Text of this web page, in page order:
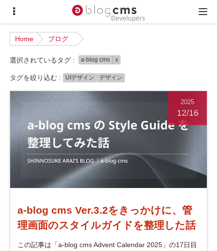
サ
イ
ド
メ
ニ
ュ
メ
ュ
Home ブログ
選択されているタグ : a-blog cms x
タグを絞り込む : UIデザイン デザイン
2025
12/16
a-blog cms Ver.3.2をきっかけに、管
理画面のスタイルガイドを整理した話
この記事は「a-blog cms Advent Calendar 2025」の17日目